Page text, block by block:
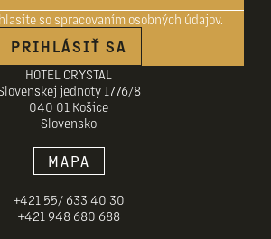
HOTEL CRYSTAL
jednoty 1776/8
040 01 Košice
Slovensko
MAPA
+421 55/ 633 40 30
+421 948 680 688
so spracovaním osobných údajov.
PRIHLÁSIŤ SA